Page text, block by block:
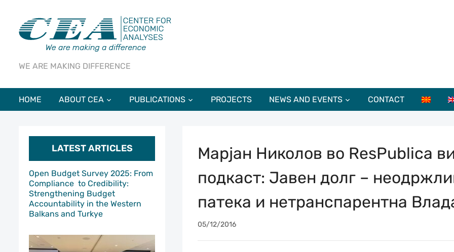
WE ARE MAKING DIFFERENCE
HOME ABOUT CEA PUBLICATIONS PROJECTS NEWS AND EVENTS CONTACT
LATEST ARTICLES
Open Budget Survey 2025: From
Compliance to Credibility:
Strengthening Budget
Accountability in the Western
Balkans and Turkye
Марјан Николов во ResPublica
подкаст: Јавен долг –
пaтека и нетранспарентна
05/12/2016